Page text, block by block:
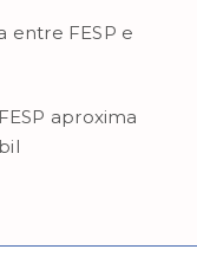
entre FESP e
aproxima